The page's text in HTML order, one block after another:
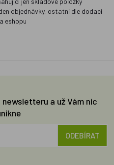
objednávky, ostatní dle dodací
eshopu
a už Vám nic
ODEBÍRAT